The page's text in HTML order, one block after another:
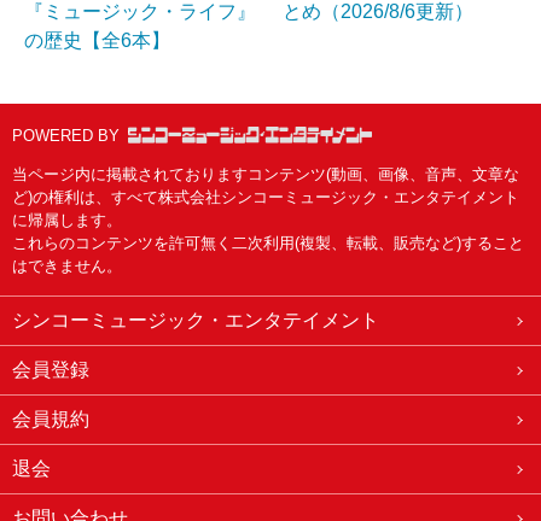
『ミュージック・ライフ』
の歴史【全6本】
とめ（2026/8/6更新）
POWERED BY
当ページ内に掲載されておりますコンテンツ(動画、画像、音声、文章な
ど)の権利は、すべて株式会社シンコーミュージック・エンタテイメント
に帰属します。
これらのコンテンツを許可無く二次利用(複製、転載、販売など)すること
はできません。
シンコーミュージック・エンタテイメント
会員登録
会員規約
退会